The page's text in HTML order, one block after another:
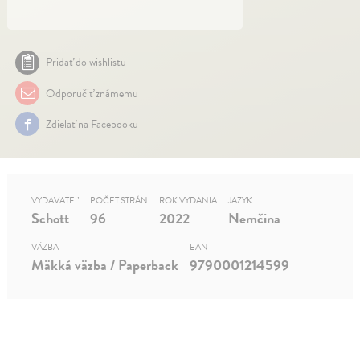
Pridať do wishlistu
Odporučiť známemu
Zdielať na Facebooku
VYDAVATEĽ
Schott
POČET STRÁN
96
ROK VYDANIA
2022
JAZYK
Nemčina
VÄZBA
Mäkká väzba / Paperback
EAN
9790001214599